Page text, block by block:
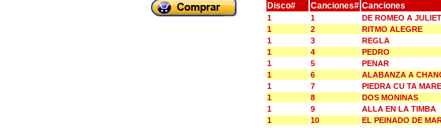
Disco# Canciones# Canciones
1 1
DE ROMEO A
1
2
RITMO ALEGRE
1
3
REGLA
1
4
PEDRO
1
5
PENAR
1
6
ALABANZA A
1
7
PIEDRA CU TA
1
8
DOS MONINAS
1
9
ALLA EN LA TIMBA
1
10 EL PEINADO DE